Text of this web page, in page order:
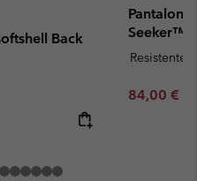
Back
Seeker™
Resistente
Minimum
84,00 €